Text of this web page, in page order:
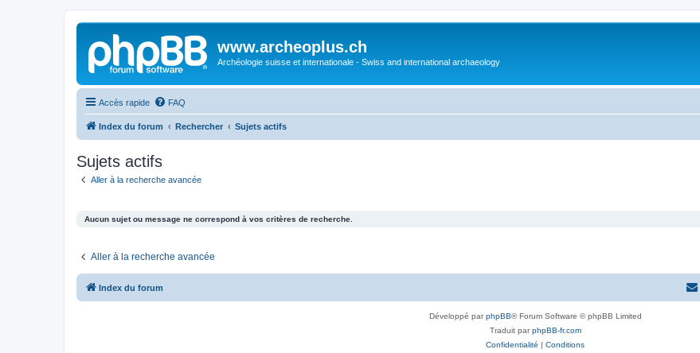
www.archeoplus.ch
Archéologie suisse et internationale - Swiss and international archaeology
Accès rapide FAQ
Index du forum Rechercher Sujets actifs
Sujets actifs
Aller à la recherche avancée
Aucun sujet ou message ne correspond à vos critères de recherche.
Aller à la recherche avancée
Index du forum
Développé parphpBB® Forum Software © phpBB Limited
Traduit parphpBB-fr.com
Confidentialité | Conditions